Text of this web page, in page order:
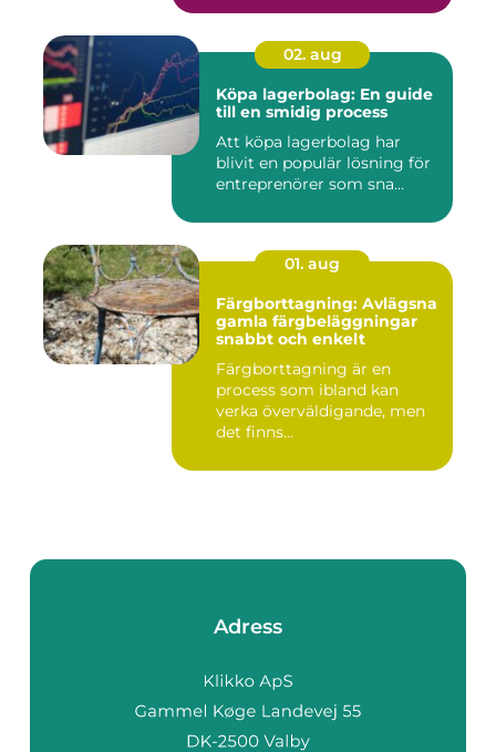
02. aug
Köpa lagerbolag: En guide
till en smidig process
Att köpa lagerbolag har
blivit en populär lösning för
entreprenörer som sna...
01. aug
Färgborttagning: Avlägsna
gamla färgbeläggningar
snabbt och enkelt
Färgborttagning är en
process som ibland kan
verka överväldigande, men
det finns...
Adress